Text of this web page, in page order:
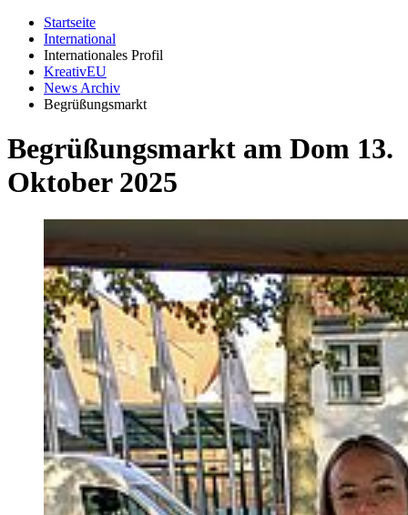
Startseite
International
Internationales Profil
KreativEU
News Archiv
Begrüßungsmarkt
Begrüßungsmarkt am Dom 13.
Oktober 2025